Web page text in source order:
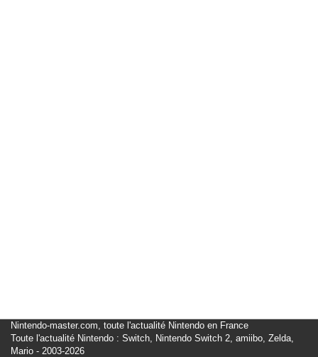
Nintendo-master.com, toute l'actualité Nintendo en France
Toute l'actualité Nintendo : Switch, Nintendo Switch 2, amiibo, Zelda,
Mario - 2003-2026